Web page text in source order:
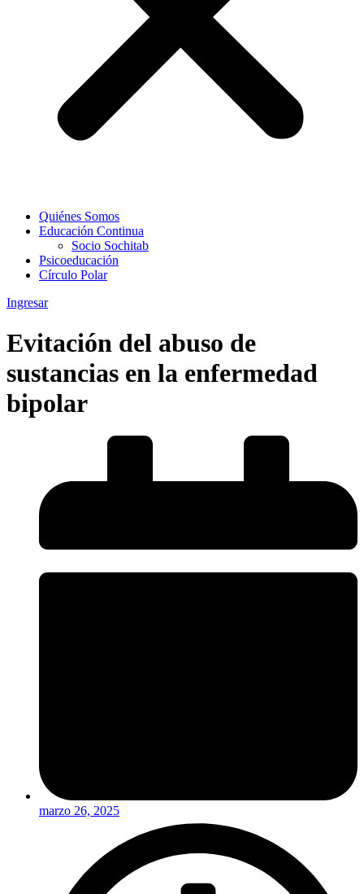
Quiénes Somos
Educación Continua
Socio Sochitab
Psicoeducación
Círculo Polar
Ingresar
Evitación del abuso de
sustancias en la enfermedad
bipolar
marzo 26, 2025